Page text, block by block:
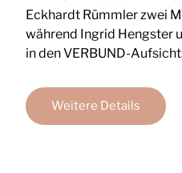
Eckhardt Rümmler zwei
während Ingrid Hengster
in den VERBUND-
Weitere Details